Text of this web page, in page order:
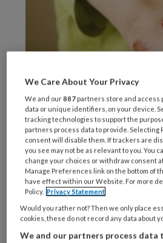
Ziektebeeld
Ook kunnen ouders met hun
pijnbestrijding en vragen
tetanusvaccinatie. De
schaafwonden is goed.
een systeemziekte
mellitus) en medicijngebruik
cytostatica) kunnen de
We Care About Your Privacy
We and our887 partners store and access
data or unique identifiers, on your device.
tracking technologies to support the
partners process data to provide.
consent will disable them. If trackers are
you see may not be as relevant to you. You
change your choices or withdraw consent
Manage Preferences link on the bottom of
have effect within our Website. For more
Policy. Privacy Statement
Would you rather not? Then we only place
cookies, these do not record any data about
We and our partners process data